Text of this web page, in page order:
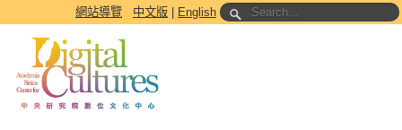
跳到主要內容區塊網站導覽 中文版 English